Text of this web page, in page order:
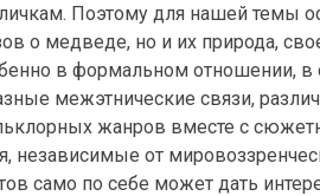
Поэтому для нашей темы
о медведе, но и их природа,
в формальном отношении,
межэтнические связи,
жанров вместе с
независимые от
само по себе может дать